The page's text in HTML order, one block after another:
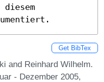
Get BibTex
and Reinhard Wilhelm.
- Dezember 2005,